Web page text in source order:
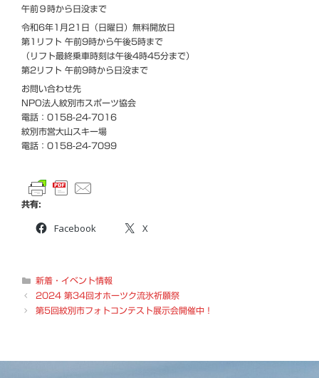
午前９時から日没まで
令和6年1月21日（日曜日）無料開放日
第1リフト 午前9時から午後5時まで
（リフト最終乗車時刻は午後4時45分まで）
第2リフト 午前9時から日没まで
お問い合わせ先
NPO法人紋別市スポーツ協会
電話：0158-24-7016
紋別市営大山スキー場
電話：0158-24-7099
共有:
Facebook X
カ
テ
リ
新着・イベント情報
2024 第34回オホーツク流氷祈願祭
第5回紋別市フォトコンテスト展示会開催中！